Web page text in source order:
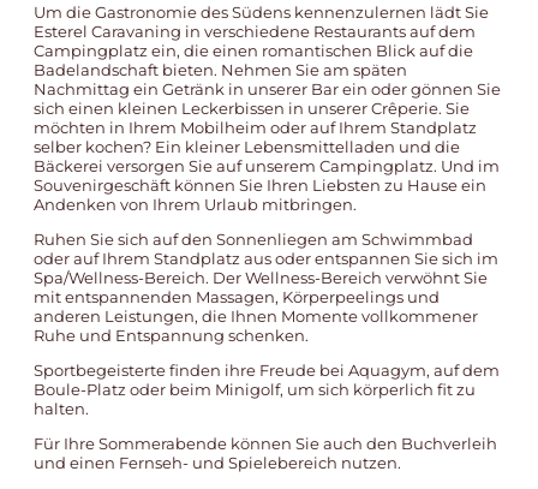
Um die Gastronomie des Südens kennenzulernen lädt Sie
Esterel Caravaning in verschiedene Restaurants auf dem
Campingplatz ein, die einen romantischen Blick auf die
Badelandschaft bieten. Nehmen Sie am späten
Nachmittag ein Getränk in unserer Bar ein oder gönnen Sie
sich einen kleinen Leckerbissen in unserer Crêperie. Sie
möchten in Ihrem Mobilheim oder auf Ihrem Standplatz
selber kochen? Ein kleiner Lebensmittelladen und die
Bäckerei versorgen Sie auf unserem Campingplatz. Und im
Souvenirgeschäft können Sie Ihren Liebsten zu Hause ein
Andenken von Ihrem Urlaub mitbringen.
Ruhen Sie sich auf den Sonnenliegen am Schwimmbad
oder auf Ihrem Standplatz aus oder entspannen Sie sich im
Spa/Wellness-Bereich. Der Wellness-Bereich verwöhnt Sie
mit entspannenden Massagen, Körperpeelings und
anderen Leistungen, die Ihnen Momente vollkommener
Ruhe und Entspannung schenken.
Sportbegeisterte finden ihre Freude bei Aquagym, auf dem
Boule-Platz oder beim Minigolf, um sich körperlich fit zu
halten.
Für Ihre Sommerabende können Sie auch den Buchverleih
und einen Fernseh- und Spielebereich nutzen.